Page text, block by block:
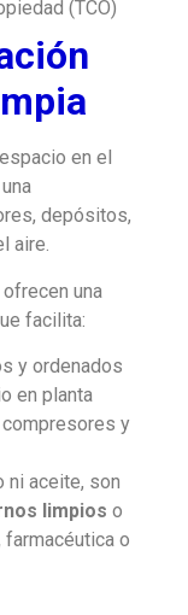
(TCO)
en el
depósitos,
aire.
ofrecen una
facilita:
y ordenados
en planta
compresores y
ni aceite, son
limpios o
o